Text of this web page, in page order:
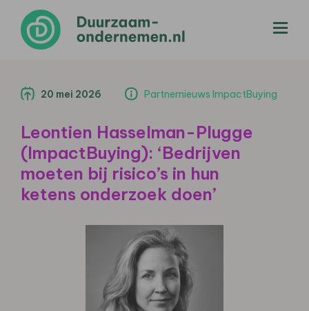
20 mei 2026 Partnernieuws ImpactBuying
Leontien Hasselman-Plugge
(ImpactBuying): ‘Bedrijven
moeten bij risico’s in hun
ketens onderzoek doen’